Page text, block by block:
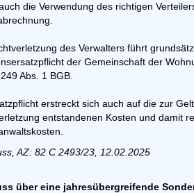
die Verwendung des richtigen
des Verwalters führt
der Gemeinschaft der
Abs. 1 BGB.
erstreckt sich auch auf die zur
entstandenen Kosten und damit
AZ: 82 C 2493/23, 12.02.2025
über eine jahresübergreifende